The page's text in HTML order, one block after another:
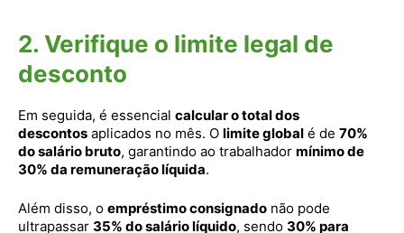
2. Verifique o limite legal de
desconto
Em seguida, é essencial calcular o total dos
descontos aplicados no mês. O limite global é de 70%
do salário bruto, garantindo ao trabalhador mínimo de
30% da remuneração líquida.
Além disso, o empréstimo consignado não pode
ultrapassar 35% do salário líquido, sendo 30% para